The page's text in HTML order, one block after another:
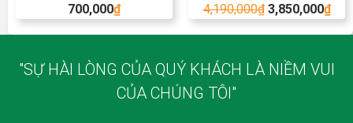
700,000₫ 4,190,000₫ 3,850,000₫
"SỰ HÀI LÒNG CỦA QUÝ KHÁCH LÀ NIỀM VUI
CỦA CHÚNG TÔI"